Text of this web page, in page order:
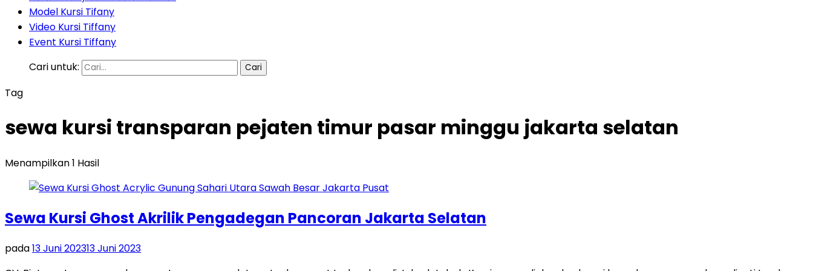
Model Kursi Tifany
Video Kursi Tiffany
Event Kursi Tiffany
Cari untuk:
Tag
sewa kursi transparan pejaten timur pasar minggu jakarta selatan
Menampilkan 1 Hasil
Sewa Kursi Ghost Akrilik Pengadegan Pancoran Jakarta Selatan
pada13 Juni 202313 Juni 2023